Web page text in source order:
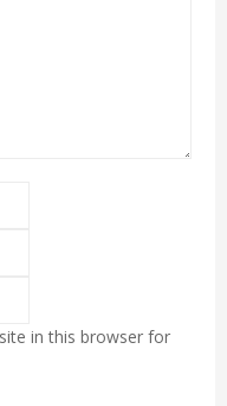
in this browser for